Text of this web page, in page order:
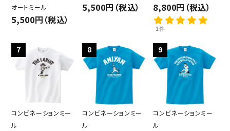
オートミール
5,500円（税込）
5,500円（税込） 8,800円（税込）
1件
7
コンビネーションミー
ル
8
コンビネーションミー
ル
9
コンビネーションミー
ル